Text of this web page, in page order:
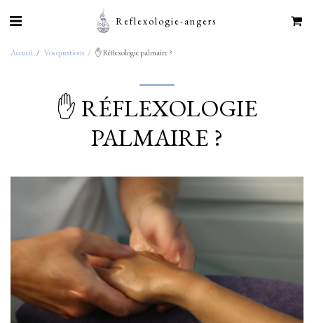
Reflexologie-angers
Accueil Vos questions ✋ Réflexologie palmaire ?
✋ RÉFLEXOLOGIE
PALMAIRE ?